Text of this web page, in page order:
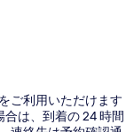
ご利用いただけます
は、到着の 24 時間